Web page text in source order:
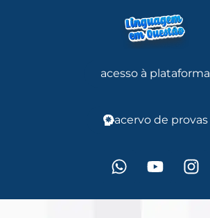
acesso à plataforma
acervo de provas